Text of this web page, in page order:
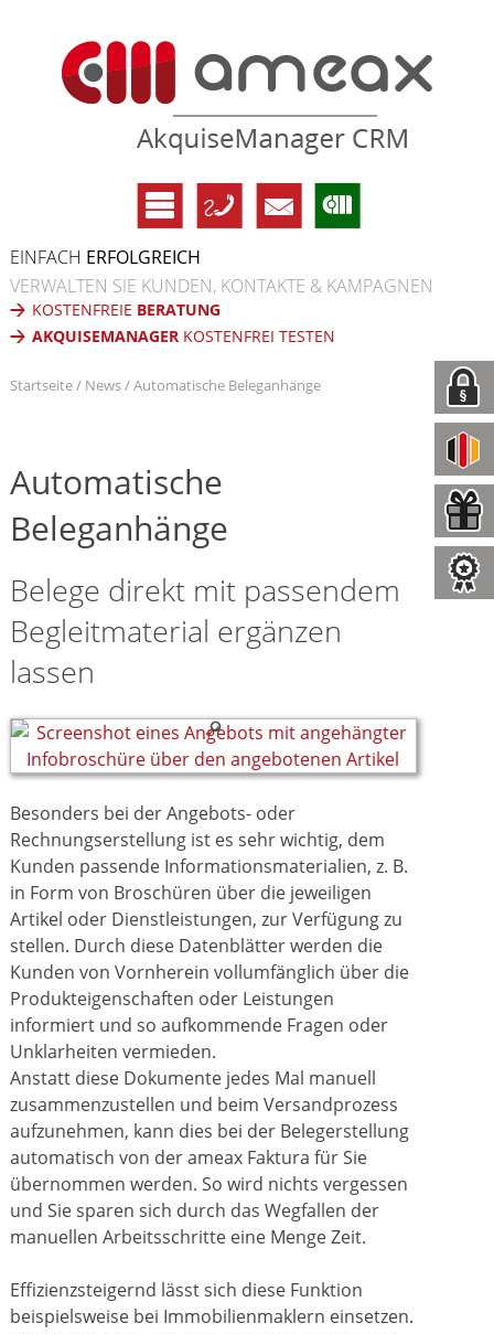
EINFACH ERFOLGREICH
VERWALTEN SIE KUNDEN, KONTAKTE & KAMPAGNEN
KOSTENFREIE BERATUNG
AKQUISEMANAGERKOSTENFREI TESTEN
Startseite News Automatische Beleganhänge
Automatische
Beleganhänge
Belege direkt mit passendem
Begleitmaterial ergänzen
lassen
Besonders bei der Angebots- oder
Rechnungserstellung ist es sehr wichtig, dem
Kunden passende Informationsmaterialien, z. B.
in Form von Broschüren über die jeweiligen
Artikel oder Dienstleistungen, zur Verfügung zu
stellen. Durch diese Datenblätter werden die
Kunden von Vornherein vollumfänglich über die
Produkteigenschaften oder Leistungen
informiert und so aufkommende Fragen oder
Unklarheiten vermieden.
Anstatt diese Dokumente jedes Mal manuell
zusammenzustellen und beim Versandprozess
aufzunehmen, kann dies bei der Belegerstellung
automatisch von der ameax Faktura für Sie
übernommen werden. So wird nichts vergessen
und Sie sparen sich durch das Wegfallen der
manuellen Arbeitsschritte eine Menge Zeit.
Effizienzsteigernd lässt sich diese Funktion
beispielsweise bei Immobilienmaklern einsetzen.